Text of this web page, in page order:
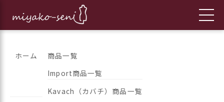
フランス、イタリア、アメリカ
のインポートファッションとオ
都繊維の日々のニュースをお伝えします
ホーム
商品一覧
Import商品一覧
Kavach（カバチ）商品一覧